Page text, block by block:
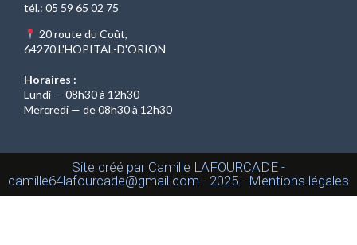
tél.: 05 59 65 02 75
20 route du Coût,
64270 L'HOPITAL-D'ORION
Horaires :
Lundi — 08h30 à 12h30
Mercredi — de 08h30 à 12h30
Site créé par Camille LAFOURCADE -
camille64lafourcade@gmail.com - 2025 - Mentions légales